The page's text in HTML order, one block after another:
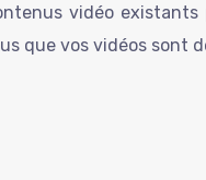
vidéo
que vos vidéos sont